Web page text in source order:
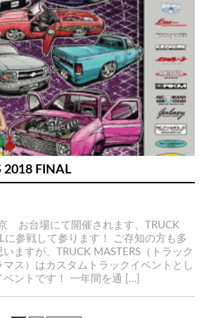
2018 FINAL
お台場にて開催されます、TRUCK
に参戦して参ります！ ご存知の方も多
ますが、TRUCK MASTERS（トラック
ス）はカスタムトラックイベントとし
ントです！ 一年間を通 […]